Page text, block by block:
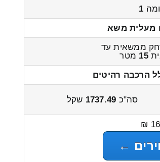
1
מעלית משא
ממשאית עד
15 מטר
הרכבה רהיטים
סה"כ 1737.49 שקל
←